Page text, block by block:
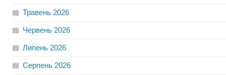
Травень 2026
Червень 2026
Липень 2026
Серпень 2026